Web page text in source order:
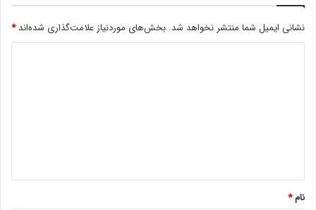
نشانی ایمیل شما منتشر نخواهد شد. بخش‌های موردنیاز علامت‌گذاری شده‌اند*
*
نام*